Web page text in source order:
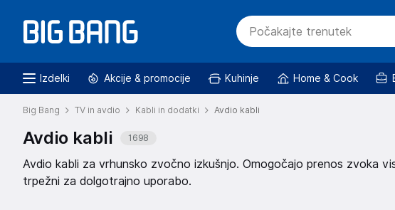
Izdelki Akcije & promocije Kuhinje Home & Cook
Big Bang TV in avdio Kabli in dodatki Avdio kabli
Avdio kabli 1698
Avdio kabli za vrhunsko zvočno izkušnjo. Omogočajo prenos zvoka
trpežni za dolgotrajno uporabo.